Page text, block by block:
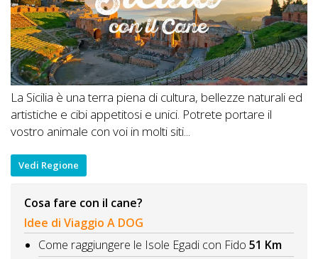
La Sicilia è una terra piena di cultura, bellezze naturali ed
artistiche e cibi appetitosi e unici. Potrete portare il
vostro animale con voi in molti siti...
Vedi Regione
Cosa fare con il cane?
Idee di Viaggio A DOG
Come raggiungere le Isole Egadi con Fido 51 Km